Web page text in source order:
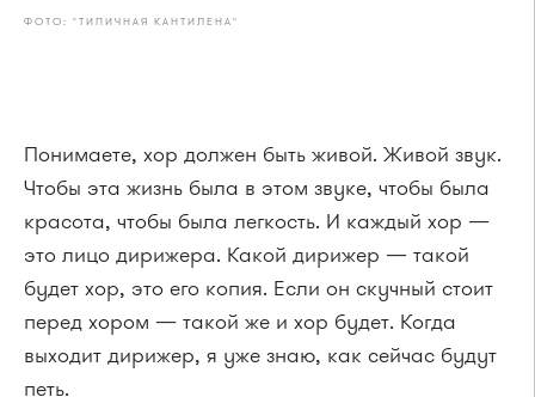
ФОТО: "ТИПИЧНАЯ КАНТИЛЕНА"
Понимаете, хор должен быть живой. Живой звук.
Чтобы эта жизнь была в этом звуке, чтобы была
красота, чтобы была легкость. И каждый хор —
это лицо дирижера. Какой дирижер — такой
будет хор, это его копия. Если он скучный стоит
перед хором — такой же и хор будет. Когда
выходит дирижер, я уже знаю, как сейчас будут
петь.